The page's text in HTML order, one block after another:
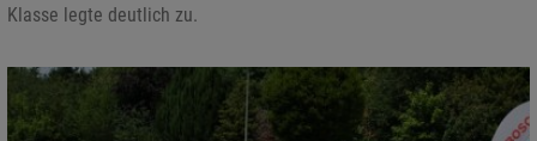
Klasse legte deutlich zu.